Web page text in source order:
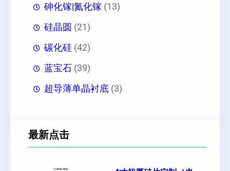
砷化镓|氮化镓 (13)
硅晶圆 (21)
碳化硅 (42)
蓝宝石 (39)
超导薄单晶衬底 (3)
最新点击